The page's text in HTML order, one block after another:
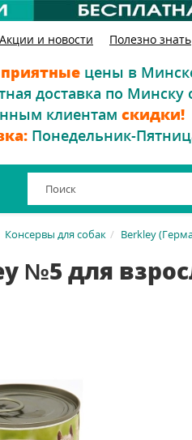
Акции и новости Полезно знать
приятные цены в
доставка по Минску
клиентам скидки!
Понедельник-
Консервы для собак Berkley
№5 для